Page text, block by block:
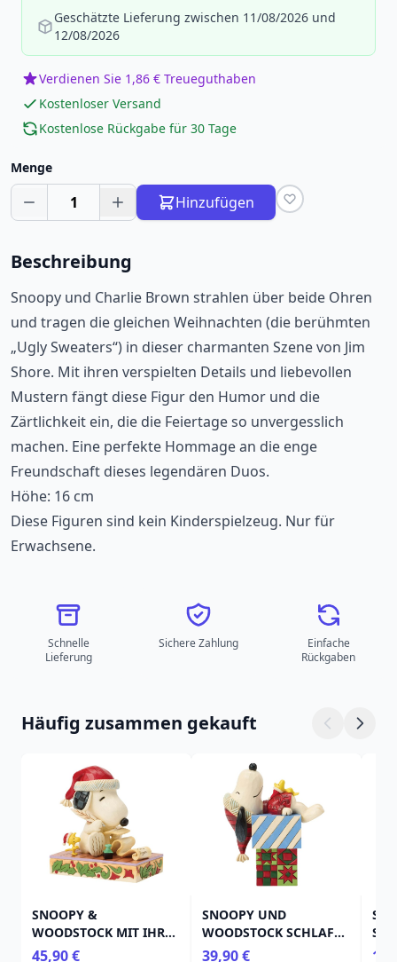
Geschätzte Lieferung zwischen 11/08/2026 und
12/08/2026
Verdienen Sie 1,86 € Treueguthaben
Kostenloser Versand
Kostenlose Rückgabe für 30 Tage
Menge
1 Hinzufügen
Beschreibung
Snoopy und Charlie Brown strahlen über beide Ohren
und tragen die gleichen Weihnachten (die berühmten
„Ugly Sweaters“) in dieser charmanten Szene von Jim
Shore. Mit ihren verspielten Details und liebevollen
Mustern fängt diese Figur den Humor und die
Zärtlichkeit ein, die die Feiertage so unvergesslich
machen. Eine perfekte Hommage an die enge
Freundschaft dieses legendären Duos.
Höhe: 16 cm
Diese Figuren sind kein Kinderspielzeug. Nur für
Erwachsene.
Schnelle
Lieferung
Sichere Zahlung
Einfache
Rückgaben
Häufig zusammen gekauft
SNOOPY &
WOODSTOCK MIT IHRER
WEIHNACHTEN -
45,90 €
SNOOPY UND
WOODSTOCK SCHLAFEN
AUF - PEANUTS
39,90 €